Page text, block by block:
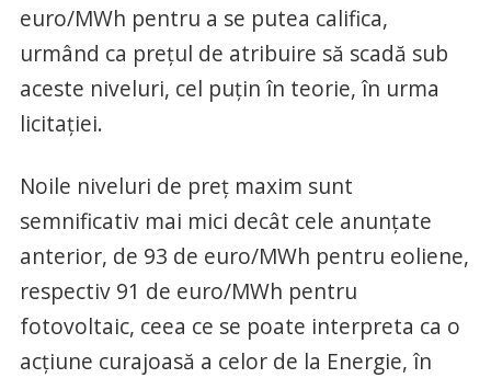
euro/MWh pentru a se putea califica,
urmând ca prețul de atribuire să scadă sub
aceste niveluri, cel puțin în teorie, în urma
licitației.
Noile niveluri de preț maxim sunt
semnificativ mai mici decât cele anunțate
anterior, de 93 de euro/MWh pentru eoliene,
respectiv 91 de euro/MWh pentru
fotovoltaic, ceea ce se poate interpreta ca o
acțiune curajoasă a celor de la Energie, în